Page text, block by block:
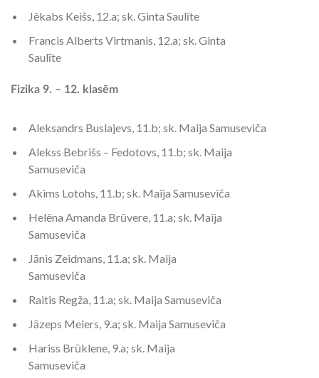
Jēkabs Keišs, 12.a; sk. Ginta Saulīte
Francis Alberts Virtmanis, 12.a; sk. Ginta
Saulīte
Fizika 9. – 12. klasēm
Aleksandrs Buslajevs, 11.b; sk. Maija Samuseviča
Alekss Bebrišs – Fedotovs, 11.b; sk. Maija
Samuseviča
Akims Lotohs, 11.b; sk. Maija Samuseviča
Helēna Amanda Brūvere, 11.a; sk. Maija
Samuseviča
Jānis Zeidmans, 11.a; sk. Maija
Samuseviča
Raitis Regža, 11.a; sk. Maija Samuseviča
Jāzeps Meiers, 9.a; sk. Maija Samuseviča
Hariss Brūklene, 9.a; sk. Maija
Samuseviča